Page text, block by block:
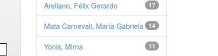
17
Arellano, Félix Gerardo
14
Mata Carnevali, María Gabriela
11
Yonis, Mirna